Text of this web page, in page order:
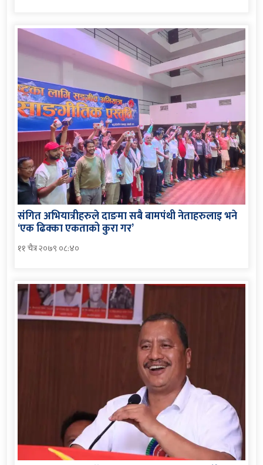
संगित अभियात्रीहरुले दाङमा सबै बामपंथी नेताहरुलाइ भने
‘एक ढिक्का एकताको कुरा गर’
११ चैत्र २०७९ ०८:४०